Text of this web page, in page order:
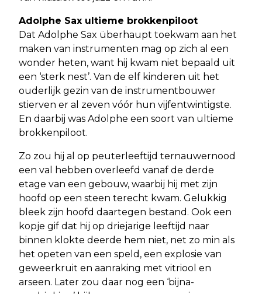
Adolphe Sax ultieme brokkenpiloot
Dat Adolphe Sax überhaupt toekwam aan het
maken van instrumenten mag op zich al een
wonder heten, want hij kwam niet bepaald uit
een ‘sterk nest’. Van de elf kinderen uit het
ouderlijk gezin van de instrumentbouwer
stierven er al zeven vóór hun vijfentwintigste.
En daarbij was Adolphe een soort van ultieme
brokkenpiloot.
Zo zou hij al op peuterleeftijd ternauwernood
een val hebben overleefd vanaf de derde
etage van een gebouw, waarbij hij met zijn
hoofd op een steen terecht kwam. Gelukkig
bleek zijn hoofd daartegen bestand. Ook een
kopje gif dat hij op driejarige leeftijd naar
binnen klokte deerde hem niet, net zo min als
het opeten van een speld, een explosie van
geweerkruit en aanraking met vitriool en
arseen. Later zou daar nog een ‘bijna-